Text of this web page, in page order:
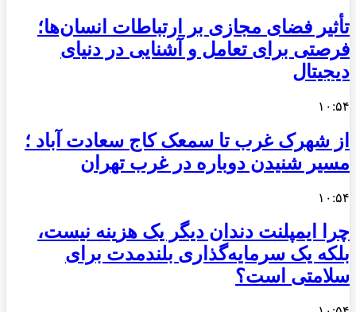
تأثیر فضای مجازی بر ارتباطات انسان‌ها؛
فرصتی برای تعامل و آشنایی در دنیای
دیجیتال
۱۰:۵۴
از شهرک غرب تا سمعک کاج سعادت آباد ؛
مسیر شنیدن دوباره در غرب تهران
۱۰:۵۴
چرا ایمپلنت دندان دیگر یک هزینه نیست،
بلکه یک سرمایه‌گذاری بلندمدت برای
سلامتی است؟